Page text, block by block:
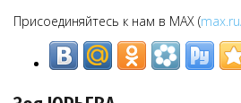
Присоединяйтесь к нам в MAX (